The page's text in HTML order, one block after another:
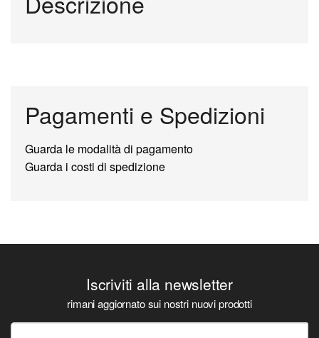
Pagamenti e Spedizioni
Guarda le modalità di pagamento
Guarda i costi di spedizione
Iscriviti alla newsletter
rimani aggiornato sui nostri nuovi prodotti